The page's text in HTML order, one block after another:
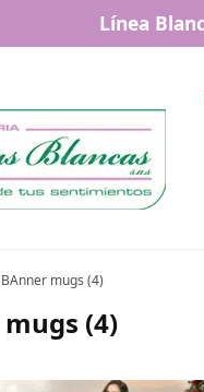
Línea
BAnner mugs (4)
(4)